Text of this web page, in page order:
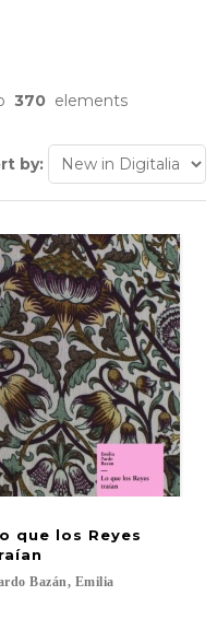
370 elements
by:
que los Reyes
Bazán, Emilia